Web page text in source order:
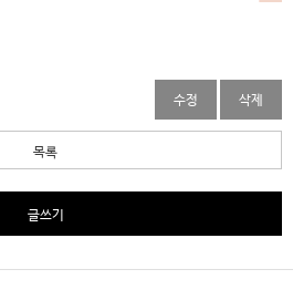
수정 삭제
목록
글쓰기